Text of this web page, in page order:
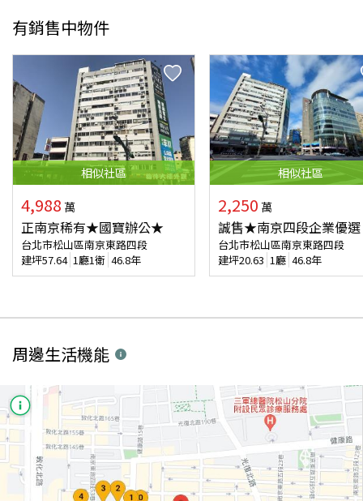
有銷售中物件
相似社區
4,988 萬
正南京稀有★國寶辦公★
台北市松山區南京東路四段
建坪57.64 1廳1衛 46.8年
相似社區
2,250 萬
誠售★南京四段企業優選
台北市松山區南京東路四段
建坪20.63 1廳 46.8年
周邊生活機能